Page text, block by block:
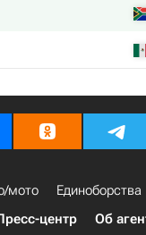
мото Единоборства
центр Об